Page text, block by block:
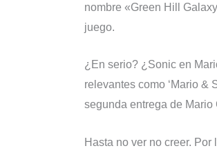
nombre «Green Hill
juego.
¿En serio? ¿Sonic en
relevantes como ‘Mario &
segunda entrega de Mario
Hasta no ver no creer.